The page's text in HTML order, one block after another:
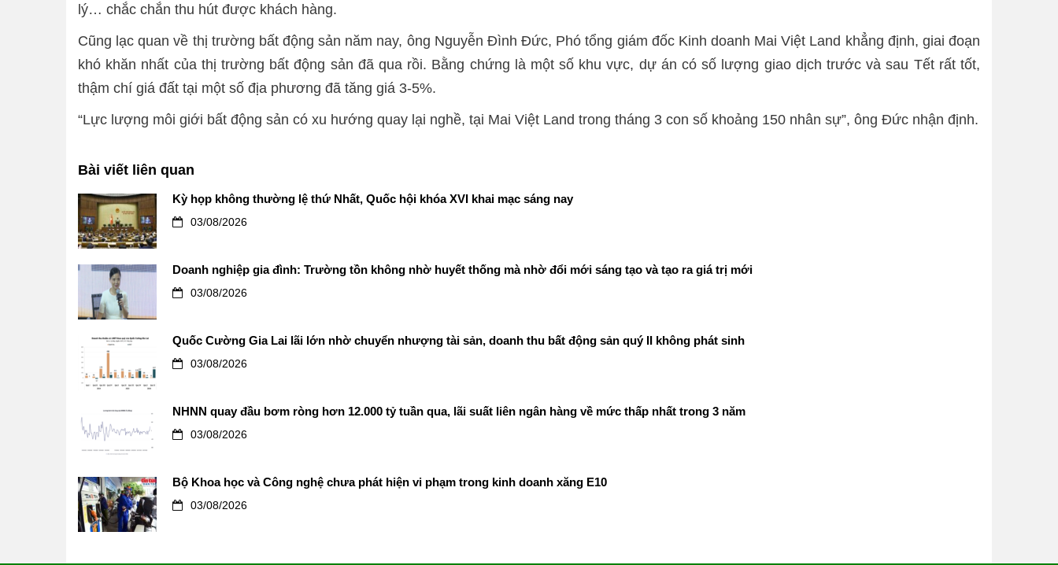
lý… chắc chắn thu hút được khách hàng.
Cũng lạc quan về thị trường bất động sản năm nay, ông Nguyễn Đình Đức, Phó tổng giám đốc Kinh doanh Mai Việt Land khẳng định, giai đoạn
khó khăn nhất của thị trường bất động sản đã qua rồi. Bằng chứng là một số khu vực, dự án có số lượng giao dịch trước và sau Tết rất tốt,
thậm chí giá đất tại một số địa phương đã tăng giá 3-5%.
“Lực lượng môi giới bất động sản có xu hướng quay lại nghề, tại Mai Việt Land trong tháng 3 con số khoảng 150 nhân sự”, ông Đức nhận định.
Bài viết liên quan
Kỳ họp không thường lệ thứ Nhất, Quốc hội khóa XVI khai mạc sáng nay
03/08/2026
Doanh nghiệp gia đình: Trường tồn không nhờ huyết thống mà nhờ đổi mới sáng tạo và tạo ra giá trị mới
03/08/2026
Quốc Cường Gia Lai lãi lớn nhờ chuyển nhượng tài sản, doanh thu bất động sản quý II không phát sinh
03/08/2026
NHNN quay đầu bơm ròng hơn 12.000 tỷ tuần qua, lãi suất liên ngân hàng về mức thấp nhất trong 3 năm
03/08/2026
Bộ Khoa học và Công nghệ chưa phát hiện vi phạm trong kinh doanh xăng E10
03/08/2026